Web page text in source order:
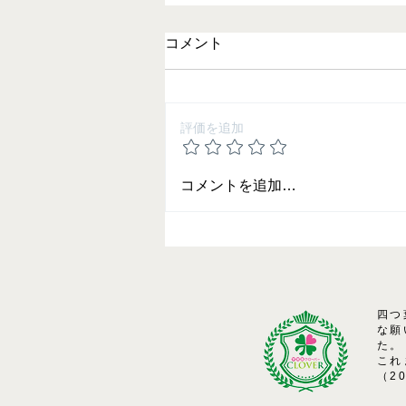
夏期講習のご案内
コメント
評価を追加
コメントを追加…
四
な願
た。
こ
（